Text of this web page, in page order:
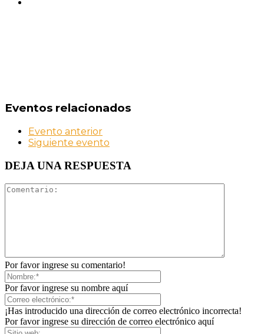
Eventos relacionados
Evento anterior
Siguiente evento
DEJA UNA RESPUESTA
Por favor ingrese su comentario!
Por favor ingrese su nombre aquí
¡Has introducido una dirección de correo electrónico incorrecta!
Por favor ingrese su dirección de correo electrónico aquí